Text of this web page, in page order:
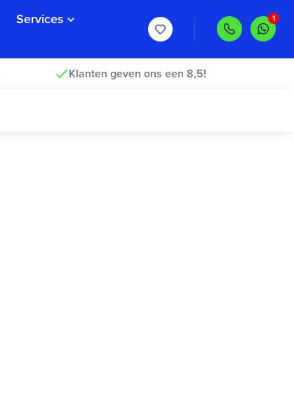
Services
Klanten geven ons een 8,5!